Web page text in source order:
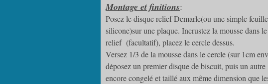
Montage et finitions:
Posez le disque relief Demarle(ou une simple
silicone)sur une plaque. Incrustez la mousse dans
relief (facultatif), placez le cercle dessus.
Versez 1/3 de la mousse dans le cercle (sur 1cm
déposez un premier disque de biscuit, puis un
encore congelé et taillé aux même dimension que